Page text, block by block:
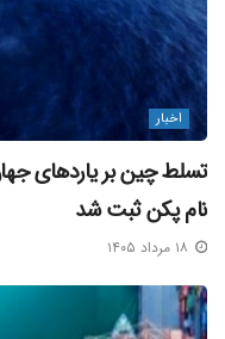
اخبار
نام پکن ثبت شد